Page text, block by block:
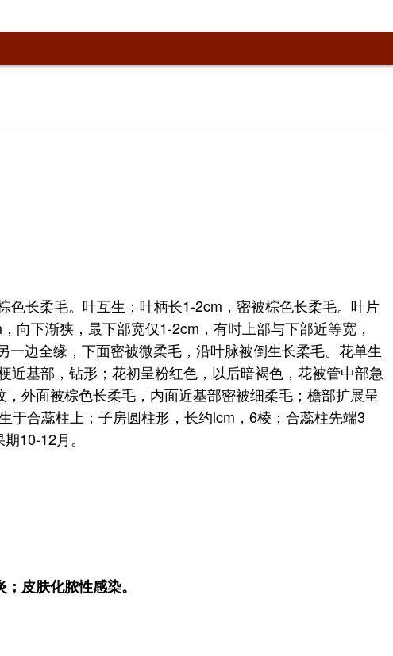
色长柔毛。叶互生；叶柄长1-2cm，密被棕色长柔毛。叶片
向下渐狭，最下部宽仅1-2cm，有时上部与下部近等宽，
边全缘，下面密被微柔毛，沿叶脉被倒生长柔毛。花单生
基部，钻形；花初呈粉红色，以后暗褐色，花被管中部急
外面被棕色长柔毛，内面近基部密被细柔毛；檐部扩展呈
于合蕊柱上；子房圆柱形，长约lcm，6棱；合蕊柱先端3
10-12月。
皮肤化脓性感染。